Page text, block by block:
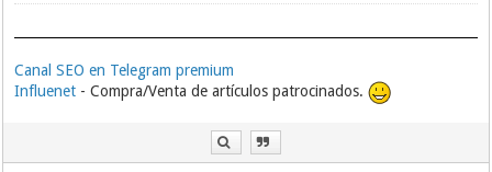
Canal SEO en Telegram premium
Influenet - Compra/Venta de artículos patrocinados.